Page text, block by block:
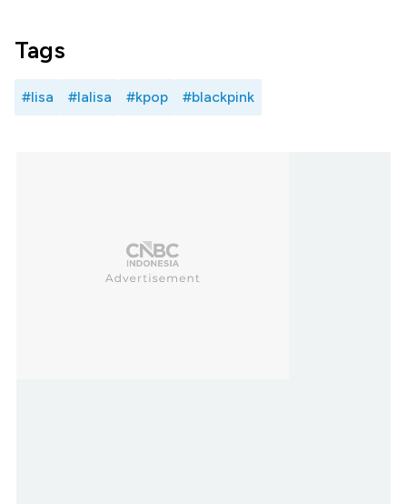
Tags
#lisa #lalisa #kpop #blackpink